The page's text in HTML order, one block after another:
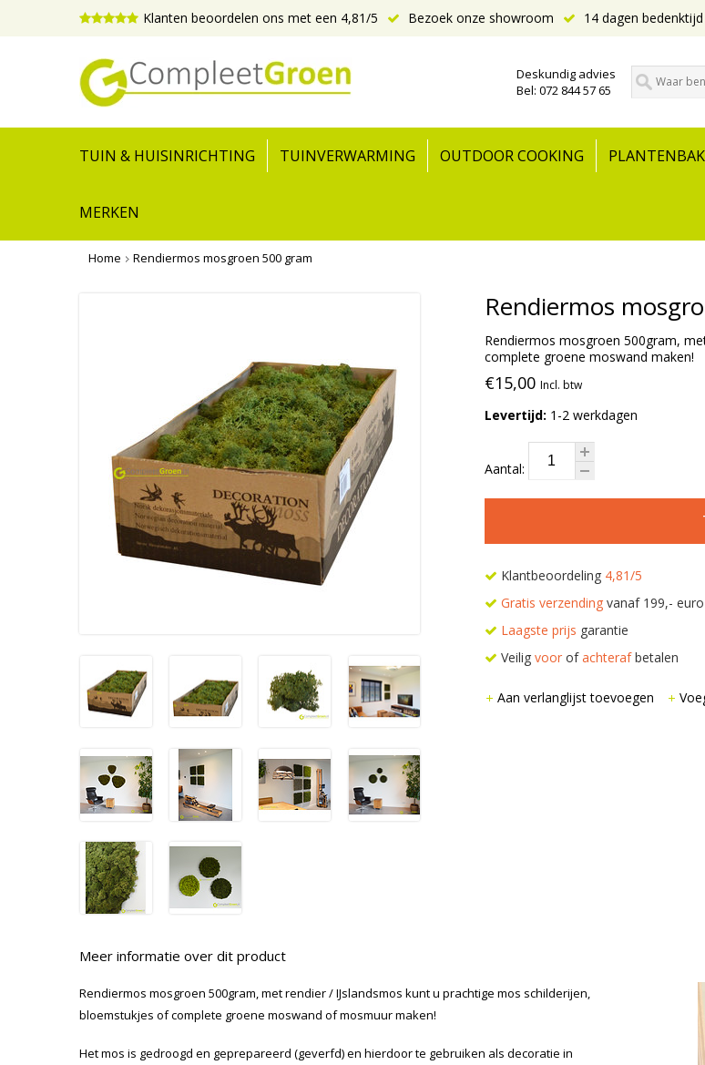
Klanten beoordelen ons met een 4,81/5 Bezoek onze showroom 14 dagen bedenktijd
Deskundig advies
Bel: 072 844 57 65
TUIN & HUISINRICHTING TUINVERWARMING OUTDOOR COOKING
MERKEN
Home Rendiermos mosgroen 500 gram
Rendiermos
Rendiermos mosgroen 500gram,
complete groene moswand maken!
€15,00 Incl. btw
Levertijd: 1-2 werkdagen
Aantal:
Klantbeoordeling 4,81/5
Gratis verzendingvanaf 199,- euro
Laagste prijs garantie
Veilig voorofachterafbetalen
Aan verlanglijst toevoegen
Meer informatie over dit product
Rendiermos mosgroen 500gram, met rendier / IJslandsmos kunt u prachtige mos schilderijen,
bloemstukjes of complete groene moswand of mosmuur maken!
Het mos is gedroogd en geprepareerd (geverfd) en hierdoor te gebruiken als decoratie in